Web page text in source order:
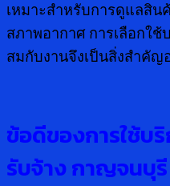
เหมาะสำหรับการดูแลสิน
สภาพอากาศ การเลือกใช้
สมกับงานจึงเป็นสิ่งสำคัญ
ข้อดีของการใช้บริ
รับจ้าง กาญจนบุรี